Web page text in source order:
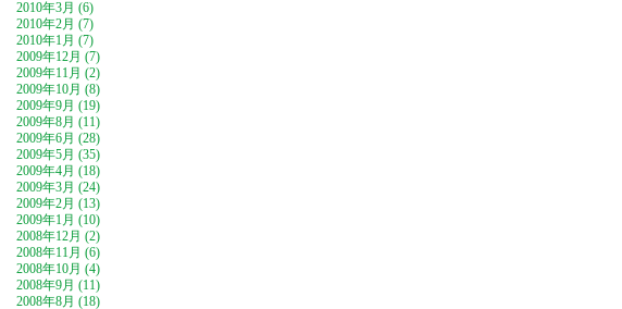
2010年3月 (6)
2010年2月 (7)
2010年1月 (7)
2009年12月 (7)
2009年11月 (2)
2009年10月 (8)
2009年9月 (19)
2009年8月 (11)
2009年6月 (28)
2009年5月 (35)
2009年4月 (18)
2009年3月 (24)
2009年2月 (13)
2009年1月 (10)
2008年12月 (2)
2008年11月 (6)
2008年10月 (4)
2008年9月 (11)
2008年8月 (18)